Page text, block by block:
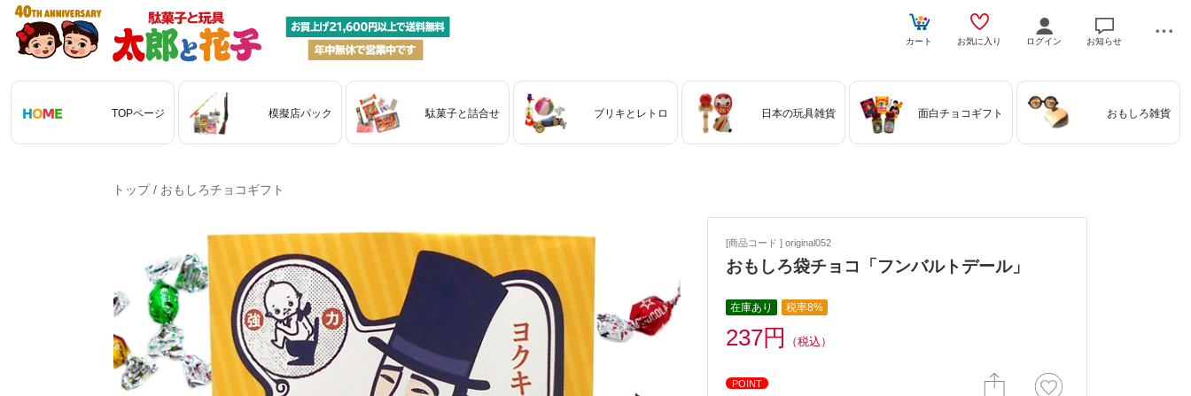
カート お気に入り ログイン お知らせ
TOPページ 模擬店パック 駄菓子と詰合せ ブリキとレトロ 日本の玩具雑貨 面白チョコギフト おもしろ雑貨
トップ/ おもしろチョコギフト
[商品コード ] original052
おもしろ袋チョコ「フンバルトデール」
在庫あり 税率8%
237円 （税込）
POINT